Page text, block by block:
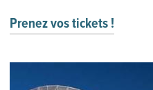
Prenez vos tickets !